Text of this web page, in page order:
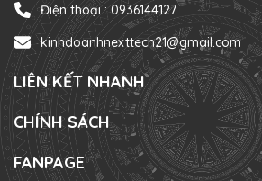
Điện thoại :0936144127
kinhdoanhnexttech21@gmail.com
LIÊN KẾT NHANH
CHÍNH SÁCH
FANPAGE